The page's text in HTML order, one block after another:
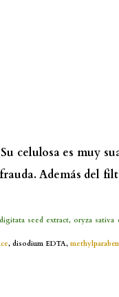
celulosa es muy
Además del
seed extract, oryza sativa
, disodium EDTA, methylparaben